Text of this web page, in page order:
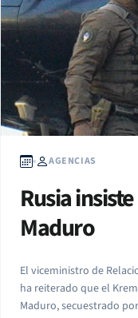
AGENCIAS
Rusia
Maduro
El viceministro de
ha reiterado que el
Maduro, secuestrado